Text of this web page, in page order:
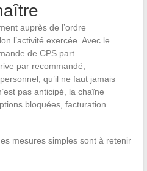
auprès de l’ordre
l’activité exercée. Avec le
de CPS part
par recommandé,
qu’il ne faut jamais
pas anticipé, la chaîne
bloquées, facturation
mesures simples sont à retenir